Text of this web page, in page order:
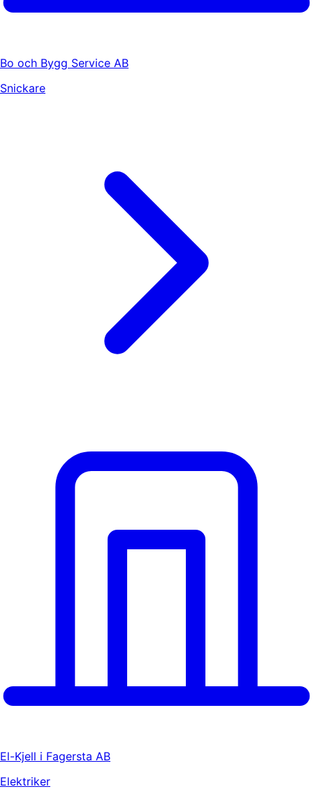
Bo och Bygg Service AB
Snickare
El-Kjell i Fagersta AB
Elektriker